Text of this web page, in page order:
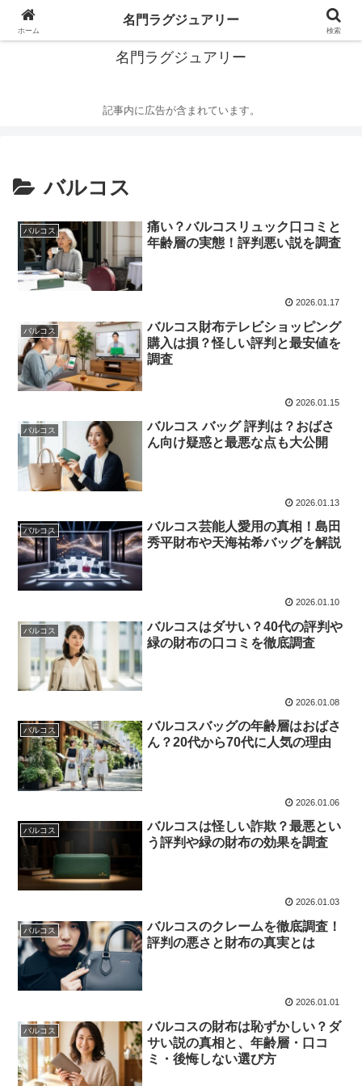
華麗なるハイブランドの世界
名門ラグジュアリー
記事内に広告が含まれています。
バルコス
バルコス
痛い？バルコスリュック口コミと
年齢層の実態！評判悪い説を調査
2026.01.17
バルコス
バルコス財布テレビショッピング
購入は損？怪しい評判と最安値を
調査
2026.01.15
バルコス
バルコス バッグ 評判は？おばさ
ん向け疑惑と最悪な点も大公開
2026.01.13
バルコス
バルコス芸能人愛用の真相！島田
秀平財布や天海祐希バッグを解説
2026.01.10
バルコス
バルコスはダサい？40代の評判や
緑の財布の口コミを徹底調査
2026.01.08
バルコス
バルコスバッグの年齢層はおばさ
ん？20代から70代に人気の理由
2026.01.06
バルコス
バルコスは怪しい詐欺？最悪とい
う評判や緑の財布の効果を調査
2026.01.03
バルコス
バルコスのクレームを徹底調査！
評判の悪さと財布の真実とは
2026.01.01
バルコス
バルコスの財布は恥ずかしい？ダ
サい説の真相と、年齢層・口コ
ミ・後悔しない選び方
ホーム
名門ラグジュアリー
検索